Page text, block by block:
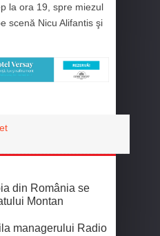
la ora 19, spre miezul
scenă Nicu Alifantis şi
din România se
Montan
managerului Radio